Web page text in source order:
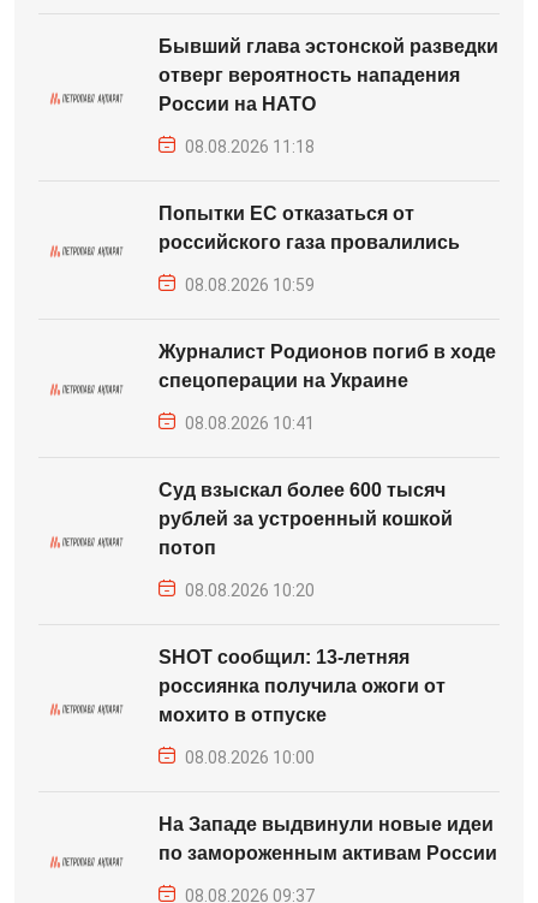
Бывший глава эстонской разведки
отверг вероятность нападения
России на НАТО
08.08.2026 11:18
Попытки ЕС отказаться от
российского газа провалились
08.08.2026 10:59
Журналист Родионов погиб в ходе
спецоперации на Украине
08.08.2026 10:41
Суд взыскал более 600 тысяч
рублей за устроенный кошкой
потоп
08.08.2026 10:20
SHOT сообщил: 13-летняя
россиянка получила ожоги от
мохито в отпуске
08.08.2026 10:00
На Западе выдвинули новые идеи
по замороженным активам России
08.08.2026 09:37